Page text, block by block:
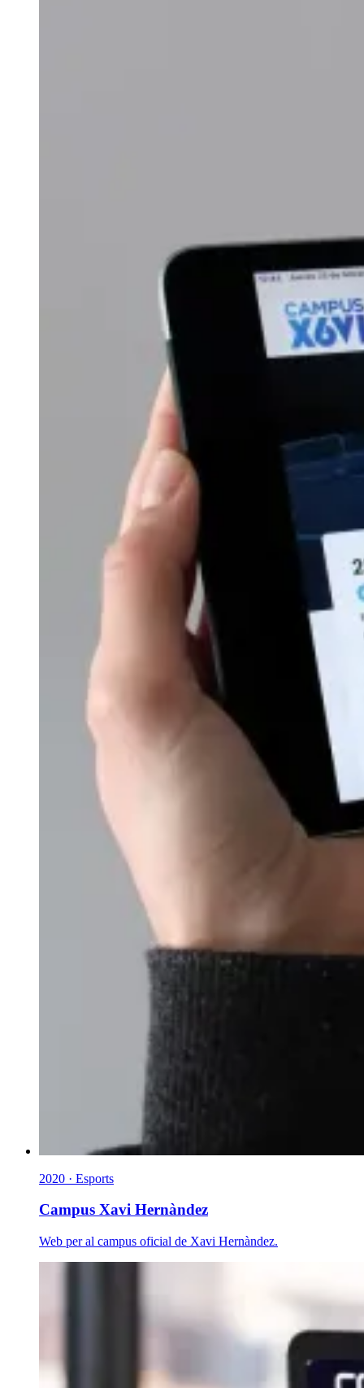
2020 · Esports
Campus Xavi Hernàndez
Web per al campus oficial de Xavi Hernàndez.